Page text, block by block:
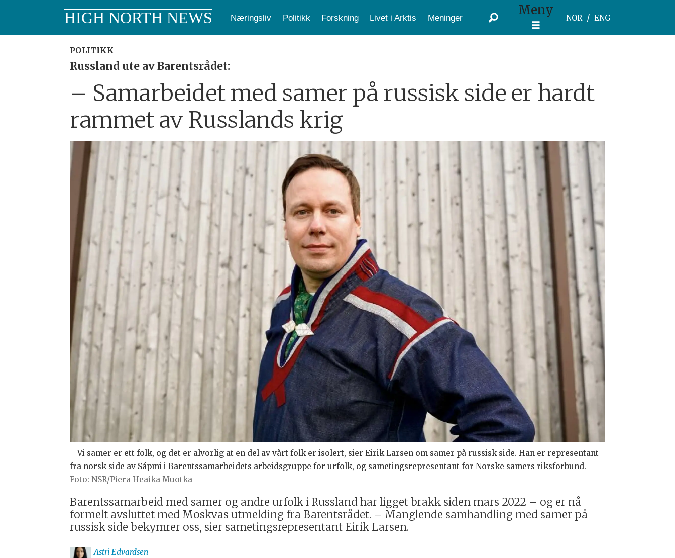
HIGH NORTH NEWS Næringsliv Politikk Forskning Livet i Arktis Meninger Meny
NOR ENG
POLITIKK
Russland ute av Barentsrådet:
– Samarbeidet med samer på russisk side er hardt
rammet av Russlands krig
– Vi samer er ett folk, og det er alvorlig at en del av vårt folk er isolert, sier Eirik Larsen om samer på russisk side. Han er representant
fra norsk side av Sápmi i Barentssamarbeidets arbeidsgruppe for urfolk, og sametingsrepresentant for Norske samers riksforbund.
NSR/Piera Heaika Muotka
Barentssamarbeid med samer og andre urfolk i Russland har ligget brakk siden mars 2022 – og er nå
formelt avsluttet med Moskvas utmelding fra Barentsrådet. – Manglende samhandling med samer på
russisk side bekymrer oss, sier sametingsrepresentant Eirik Larsen.
Astri Edvardsen